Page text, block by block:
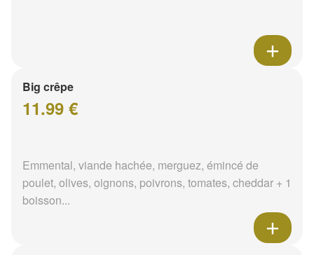
Big crêpe
11.99 €
Emmental, viande hachée, merguez, émincé de
poulet, olives, oignons, poivrons, tomates, cheddar + 1
boisson...